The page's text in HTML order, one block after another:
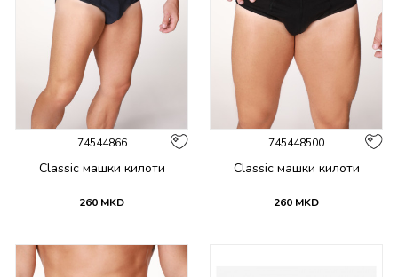
74544866
Classic машки килоти
260 MKD
745448500
Classic машки килоти
260 MKD